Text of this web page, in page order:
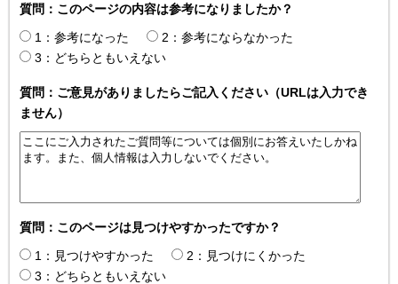
質問：このページの内容は参考になりましたか？
1：参考になった
2：参考にならなかった
3：どちらともいえない
質問：ご意見がありましたらご記入ください（URLは入力でき
ません）
質問：このページは見つけやすかったですか？
1：見つけやすかった
2：見つけにくかった
3：どちらともいえない